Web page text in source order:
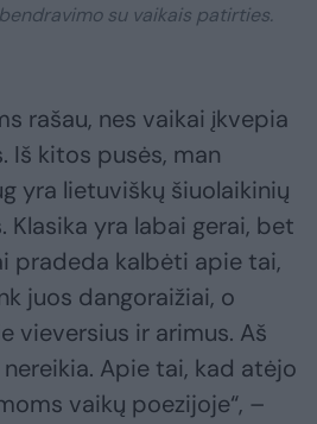
su vaikais patirties.
rašau, nes vaikai įkvepia
Iš kitos pusės, man
yra lietuviškų šiuolaikinių
Klasika yra labai gerai, bet
pradeda kalbėti apie tai,
juos dangoraižiai, o
vieversius ir arimus. Aš
Apie tai, kad atėjo
vaikų poezijoje“, –